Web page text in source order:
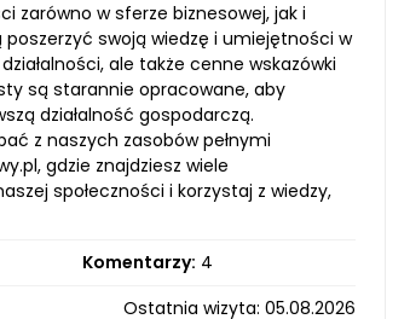
zarówno w sferze biznesowej, jak i
swoją wiedzę i umiejętności w
ale także cenne wskazówki
są starannie opracowane, aby
działalność gospodarczą.
z naszych zasobów pełnymi
gdzie znajdziesz wiele
społeczności i korzystaj z wiedzy,
Komentarzy: 4
Ostatnia wizyta: 05.08.2026